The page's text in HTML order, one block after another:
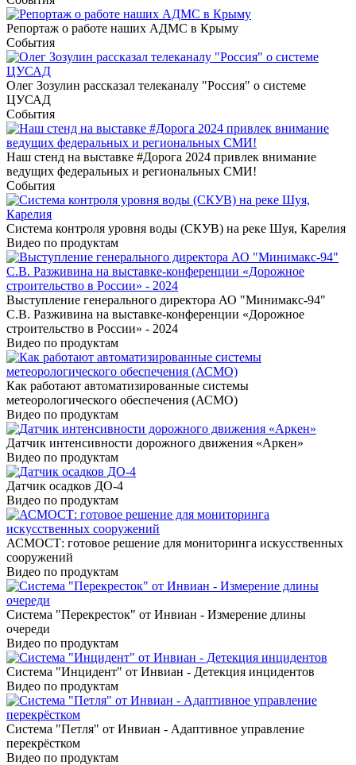
Репортаж о работе наших АДМС в Крыму
События
Олег Зозулин рассказал телеканалу "Россия" о системе
ЦУСАД
События
Наш стенд на выставке #Дорога 2024 привлек внимание
ведущих федеральных и региональных СМИ!
События
Система контроля уровня воды (СКУВ) на реке Шуя, Карелия
Видео по продуктам
Выступление генерального директора АО "Минимакс-94"
С.В. Разживина на выставке-конференции «Дорожное
строительство в России» - 2024
Видео по продуктам
Как работают автоматизированные системы
метеорологического обеспечения (АСМО)
Видео по продуктам
Датчик интенсивности дорожного движения «Аркен»
Видео по продуктам
Датчик осадков ДО-4
Видео по продуктам
АСМОСТ: готовое решение для мониторинга искусственных
сооружений
Видео по продуктам
Система "Перекресток" от Инвиан - Измерение длины
очереди
Видео по продуктам
Система "Инцидент" от Инвиан - Детекция инцидентов
Видео по продуктам
Система "Петля" от Инвиан - Адаптивное управление
перекрёстком
Видео по продуктам